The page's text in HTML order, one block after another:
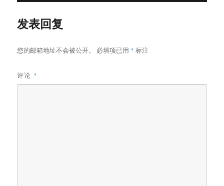
发表回复
您的邮箱地址不会被公开。 必填项已用 * 标注
评论 *